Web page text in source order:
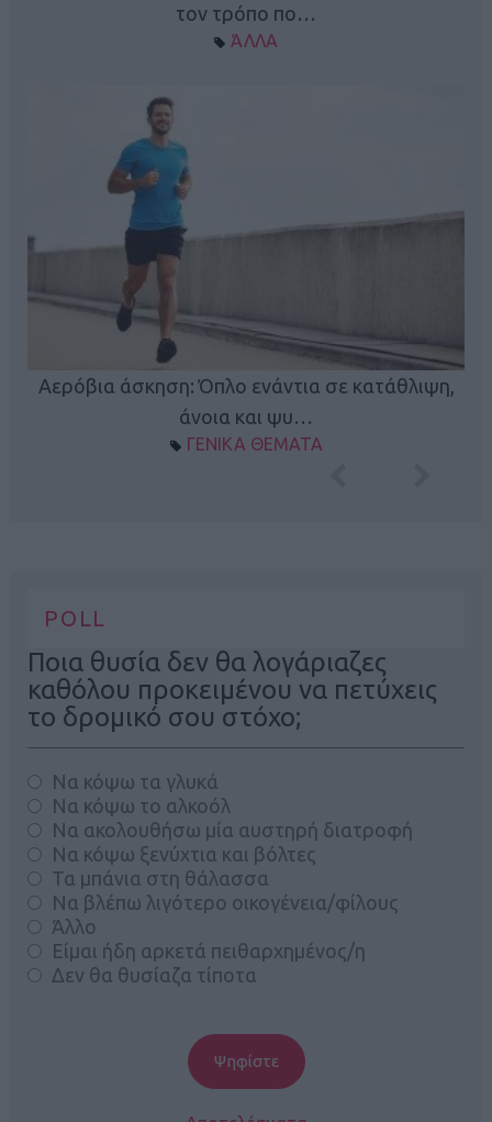
τον τρόπο πο…
ΆΛΛΑ
Αερόβια άσκηση: Όπλο ενάντια σε κατάθλιψη,
άνοια και ψυ…
ΓΕΝΙΚΑ ΘΕΜΑΤΑ
POLL
Ποια θυσία δεν θα λογάριαζες
καθόλου προκειμένου να πετύχεις
το δρομικό σου στόχο;
Να κόψω τα γλυκά
Να κόψω το αλκοόλ
Να ακολουθήσω μία αυστηρή διατροφή
Να κόψω ξενύχτια και βόλτες
Τα μπάνια στη θάλασσα
Να βλέπω λιγότερο οικογένεια/φίλους
Άλλο
Είμαι ήδη αρκετά πειθαρχημένος/η
Δεν θα θυσίαζα τίποτα